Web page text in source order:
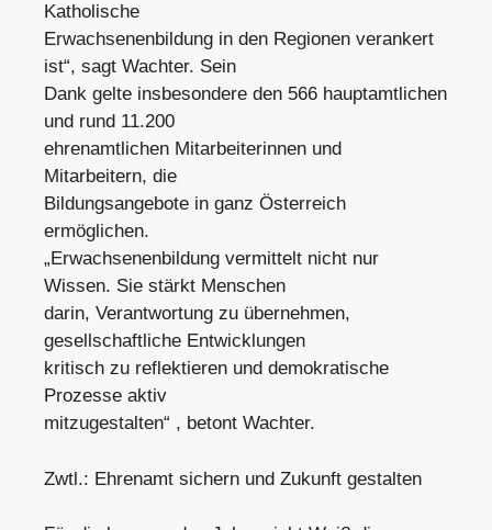
Katholische
Erwachsenenbildung in den Regionen verankert
ist“, sagt Wachter. Sein
Dank gelte insbesondere den 566 hauptamtlichen
und rund 11.200
ehrenamtlichen Mitarbeiterinnen und
Mitarbeitern, die
Bildungsangebote in ganz Österreich
ermöglichen.
„Erwachsenenbildung vermittelt nicht nur
Wissen. Sie stärkt Menschen
darin, Verantwortung zu übernehmen,
gesellschaftliche Entwicklungen
kritisch zu reflektieren und demokratische
Prozesse aktiv
mitzugestalten“ , betont Wachter.
Zwtl.: Ehrenamt sichern und Zukunft gestalten